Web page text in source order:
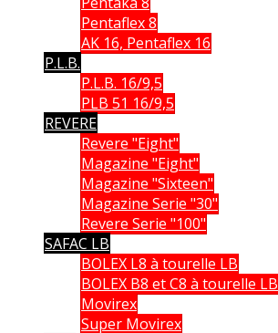
Pentaflex 8
AK 16, Pentaflex 16
P.L.B.
P.L.B. 16/9,5
PLB 51 16/9,5
REVERE
Revere "Eight"
Magazine "Eight"
Magazine "Sixteen"
Magazine Serie "30"
Revere Serie "100"
SAFAC LB
BOLEX L8 à tourelle LB
BOLEX B8 et C8 à tourelle LB
Movirex
Super Movirex